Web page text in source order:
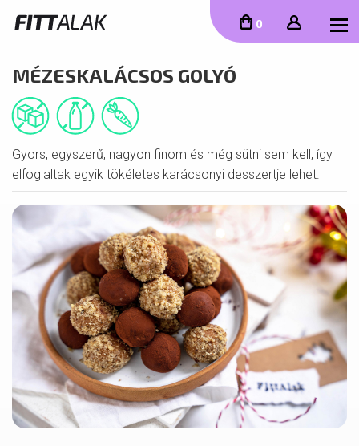
0
MÉZESKALÁCSOS GOLYÓ
Gyors, egyszerű, nagyon finom és még sütni sem kell, így
elfoglaltak egyik tökéletes karácsonyi desszertje lehet.